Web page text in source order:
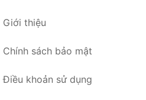
Giới thiệu
Chính sách bảo mật
Điều khoản sử dụng